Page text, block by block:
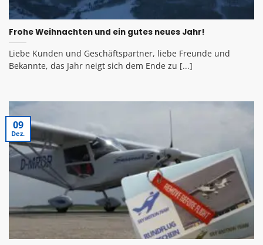
Frohe Weihnachten und ein gutes neues Jahr!
Liebe Kunden und Geschäftspartner, liebe Freunde und
Bekannte, das Jahr neigt sich dem Ende zu [...]
09
Dez.